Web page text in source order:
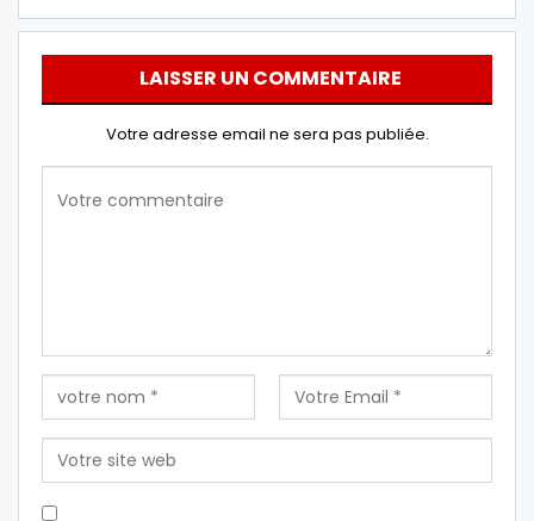
LAISSER UN COMMENTAIRE
Votre adresse email ne sera pas publiée.